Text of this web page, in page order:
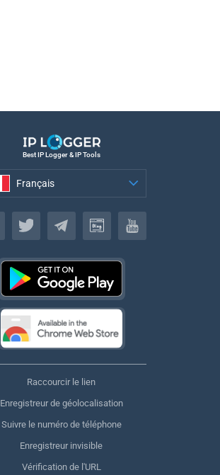
Best IP Logger & IP Tools
Français
Français
Raccourcir le lien
Enregistreur de géolocalisation
Suivre le numéro de téléphone
Enregistreur invisible
Vérification de l'URL